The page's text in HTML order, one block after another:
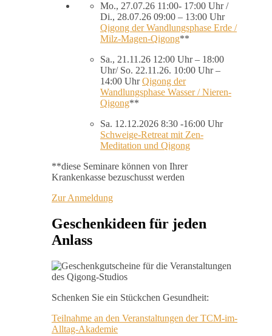
Mo., 27.07.26 11:00- 17:00 Uhr /
Di., 28.07.26 09:00 – 13:00 Uhr
Qigong der Wandlungsphase Erde /
Milz-Magen-Qigong**
Sa., 21.11.26 12:00 Uhr – 18:00
Uhr/ So. 22.11.26. 10:00 Uhr –
14:00 UhrQigong der
Wandlungsphase Wasser / Nieren-
Qigong**
Sa. 12.12.2026 8:30 -16:00 Uhr
Schweige-Retreat mit Zen-
Meditation und Qigong
**diese Seminare können von Ihrer
Krankenkasse bezuschusst werden
Zur Anmeldung
Geschenkideen für jeden
Anlass
Schenken Sie ein Stückchen Gesundheit:
Teilnahme an den Veranstaltungen der TCM-im-
Alltag-Akademie